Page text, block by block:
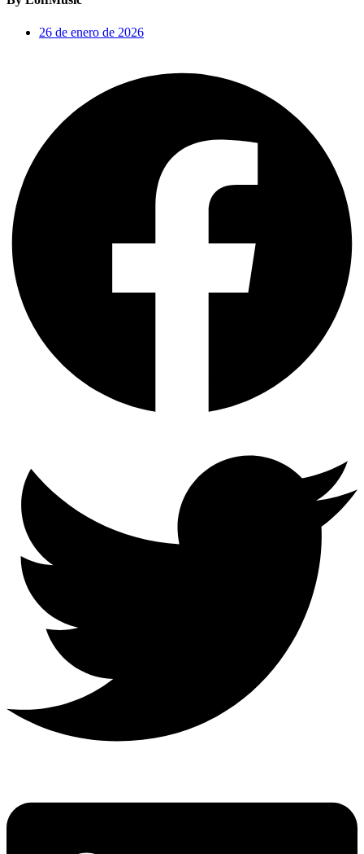
26 de enero de 2026